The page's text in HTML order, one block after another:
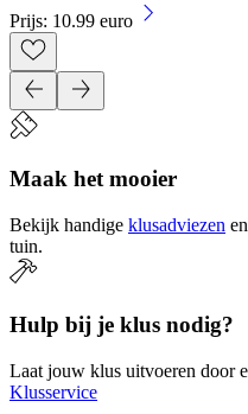
Prijs: 10.99 euro
Maak het mooier
Bekijk handige klusadviezen en
tuin.
Hulp bij je klus nodig?
Laat jouw klus uitvoeren door
Klusservice